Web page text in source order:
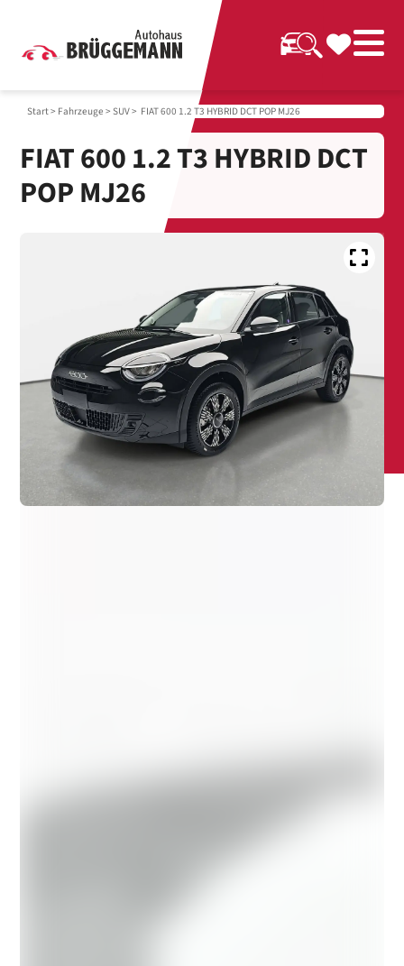
Start> Fahrzeuge > SUV> FIAT 600 1.2 T3 HYBRID DCT POP MJ26
FIAT 600 1.2 T3 HYBRID DCT
POP MJ26